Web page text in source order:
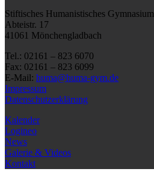
Stiftisches Humanistisches Gymnasium
Abteistr. 17
41061 Mönchengladbach
Tel.: 02161 – 823 6070
Fax: 02161 – 823 6099
E-Mail: huma@huma-gym.de
Impressum
Datenschutzerklärung
Kalender
Logineo
News
Galerie & Videos
Kontakt